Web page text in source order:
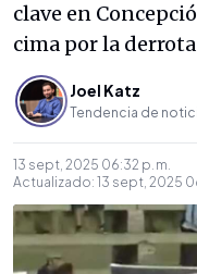
clave en
cima por la
Joel Katz
Tendencia de
13 sept, 2025 06:32 p. m.
Actualizado: 13 sept, 2025